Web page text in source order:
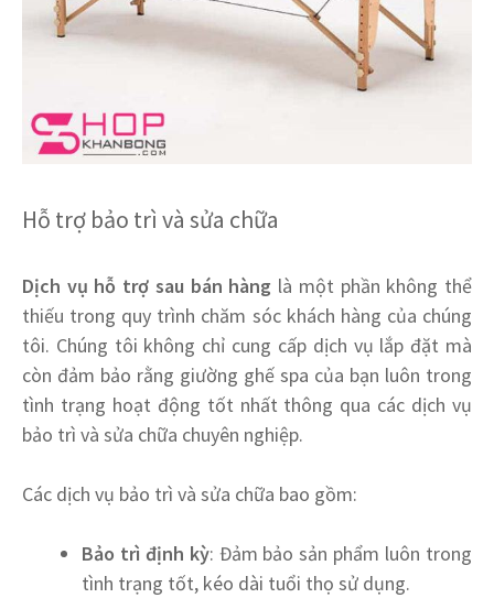
Hỗ trợ bảo trì và sửa chữa
Dịch vụ hỗ trợ sau bán hàng là một phần không thể
thiếu trong quy trình chăm sóc khách hàng của chúng
tôi. Chúng tôi không chỉ cung cấp dịch vụ lắp đặt mà
còn đảm bảo rằng giường ghế spa của bạn luôn trong
tình trạng hoạt động tốt nhất thông qua các dịch vụ
bảo trì và sửa chữa chuyên nghiệp.
Các dịch vụ bảo trì và sửa chữa bao gồm:
Bảo trì định kỳ: Đảm bảo sản phẩm luôn trong
tình trạng tốt, kéo dài tuổi thọ sử dụng.